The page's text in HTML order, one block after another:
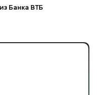
Банка ВТБ